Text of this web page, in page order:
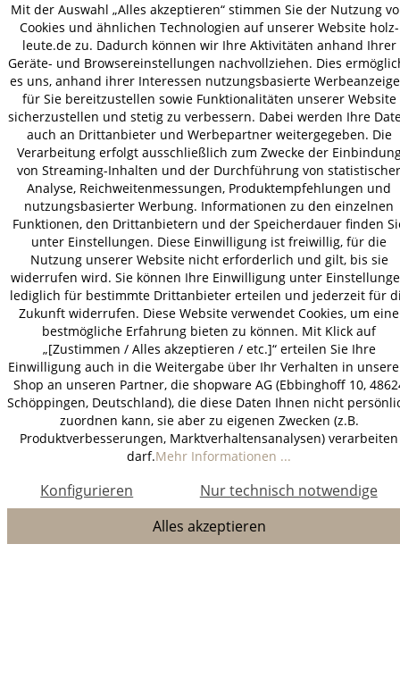
VERSAND
AGB Datenschutz
Impressum
© 2026 HOLZ-LEUTE
* Alle Preise inkl. gesetzl. Mehrwertsteuer zzgl.
Versandkosten
Mit der Auswahl „Alles akzeptieren“ stimmen Sie der Nutzung
Cookies und ähnlichen Technologien auf unserer Website holz-
leute.de zu. Dadurch können wir Ihre Aktivitäten anhand Ihrer
Geräte- und Browsereinstellungen nachvollziehen. Dies
es uns, anhand ihrer Interessen nutzungsbasierte
für Sie bereitzustellen sowie Funktionalitäten unserer Website
sicherzustellen und stetig zu verbessern. Dabei werden Ihre
auch an Drittanbieter und Werbepartner weitergegeben. Die
Verarbeitung erfolgt ausschließlich zum Zwecke der
von Streaming-Inhalten und der Durchführung von statistischer
Analyse, Reichweitenmessungen, Produktempfehlungen und
nutzungsbasierter Werbung. Informationen zu den einzelnen
Funktionen, den Drittanbietern und der Speicherdauer finden
unter Einstellungen. Diese Einwilligung ist freiwillig, für die
Nutzung unserer Website nicht erforderlich und gilt, bis sie
widerrufen wird. Sie können Ihre Einwilligung unter
lediglich für bestimmte Drittanbieter erteilen und jederzeit für
Zukunft widerrufen. Diese Website verwendet Cookies, um eine
bestmögliche Erfahrung bieten zu können. Mit Klick auf
„[Zustimmen / Alles akzeptieren / etc.]“ erteilen Sie Ihre
Einwilligung auch in die Weitergabe über Ihr Verhalten in
Shop an unseren Partner, die shopware AG (Ebbinghoff 10,
Schöppingen, Deutschland), die diese Daten Ihnen nicht
zuordnen kann, sie aber zu eigenen Zwecken (z.B.
Produktverbesserungen, Marktverhaltensanalysen) verarbeiten
darf.Mehr Informationen ...
Nur technisch notwendige
Konfigurieren
Alles akzeptieren